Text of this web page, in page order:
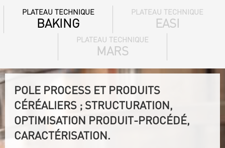
PLATEAU TECHNIQUE
BAKING
PLATEAU TECHNIQUE
EASI
PLATEAU TECHNIQUE
MARS
POLE PROCESS ET PRODUITS
CÉRÉALIERS ; STRUCTURATION,
OPTIMISATION PRODUIT-PROCÉDÉ,
CARACTÉRISATION.